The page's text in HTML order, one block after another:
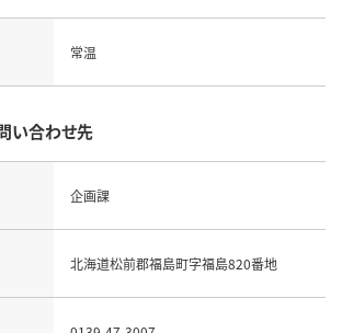
常温
い合わせ先
企画課
北海道松前郡福島町字福島820番地